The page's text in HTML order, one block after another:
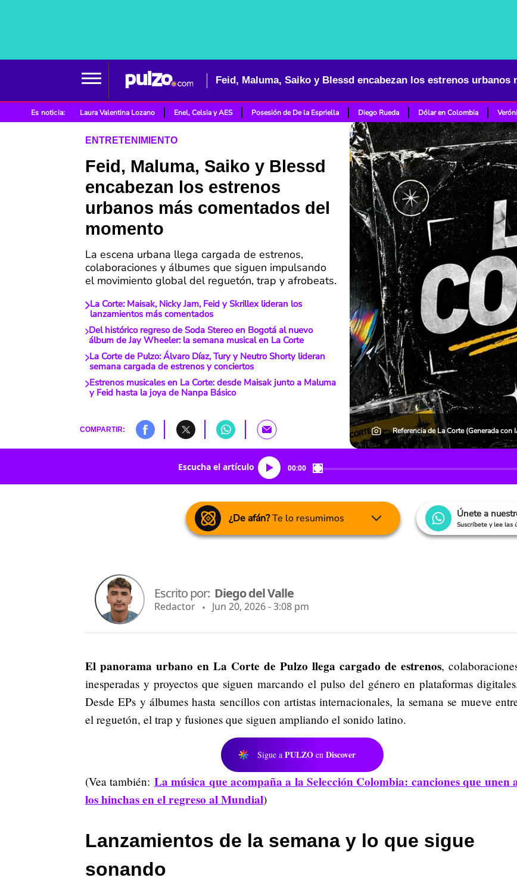
Es noticia: Laura Valentina Lozano Enel, Celsia y AES Posesión de De la Espriella Diego Rueda Dólar en Colombia
ENTRETENIMIENTO
Feid, Maluma, Saiko y Blessd
encabezan los estrenos
urbanos más comentados del
momento
La escena urbana llega cargada de estrenos,
colaboraciones y álbumes que siguen impulsando
el movimiento global del reguetón, trap y afrobeats.
La Corte: Maisak, Nicky Jam, Feid y Skrillex lideran los
lanzamientos más comentados
Del histórico regreso de Soda Stereo en Bogotá al nuevo
álbum de Jay Wheeler: la semana musical en La Corte
La Corte de Pulzo: Álvaro Díaz, Tury y Neutro Shorty lideran
semana cargada de estrenos y conciertos
Estrenos musicales en La Corte: desde Maisak junto a Maluma
y Feid hasta la joya de Nanpa Básico
COMPARTIR: Referencia de La Corte (Generada con
Escucha el artículo 00:00
¿De afán?Te lo resumimos Únete a
Suscríbete y lee las
Escrito por: Diego del Valle
Redactor Jun 20, 2026 - 3:08 pm
El panorama urbano en La Corte de Pulzo llega cargado de estrenos,
inesperadas y proyectos que siguen marcando el pulso del género en plataformas
Desde EPs y álbumes hasta sencillos con artistas internacionales, la semana se mueve
el reguetón, el trap y fusiones que siguen ampliando el sonido latino.
Sigue a PULZO en Discover
(Vea también: La música que acompaña a la Selección Colombia: canciones que unen
los hinchas en el regreso al Mundial)
Lanzamientos de la semana y lo que sigue
sonando